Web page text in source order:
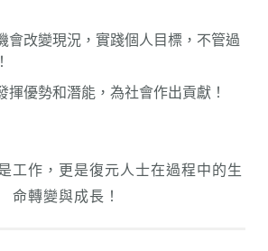
會改變現況，實踐個人目標，不管過
揮優勢和潛能 ，為社會作出貢獻！
工作，更是復元人士在過程中的生
命轉變與成長！